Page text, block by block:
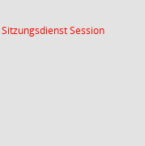
SitzungsdienstSession(Wird in